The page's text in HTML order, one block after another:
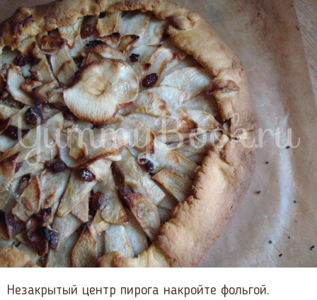
Незакрытый центр пирога накройте фольгой.